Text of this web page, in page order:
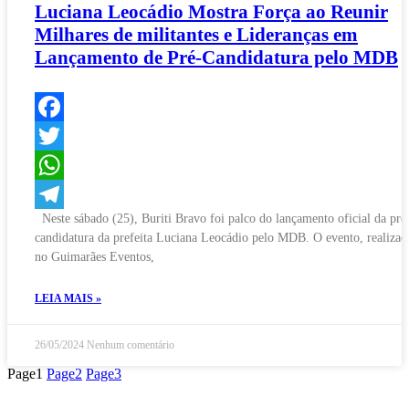
Luciana Leocádio Mostra Força ao Reunir
Milhares de militantes e Lideranças em
Lançamento de Pré-Candidatura pelo MDB
Facebook
Twitter
WhatsApp
Telegram
Neste sábado (25), Buriti Bravo foi palco do lançamento oficial da
candidatura da prefeita Luciana Leocádio pelo MDB. O evento,
no Guimarães Eventos,
LEIA MAIS »
26/05/2024 Nenhum comentário
Page1 Page2 Page3